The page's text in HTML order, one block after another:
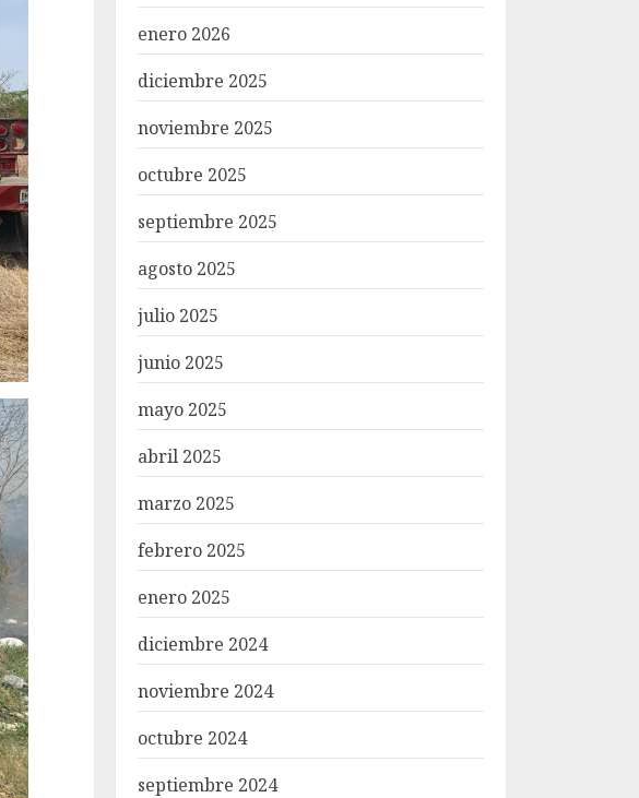
enero 2026
diciembre 2025
noviembre 2025
octubre 2025
septiembre 2025
agosto 2025
julio 2025
junio 2025
mayo 2025
abril 2025
marzo 2025
febrero 2025
enero 2025
diciembre 2024
noviembre 2024
octubre 2024
septiembre 2024